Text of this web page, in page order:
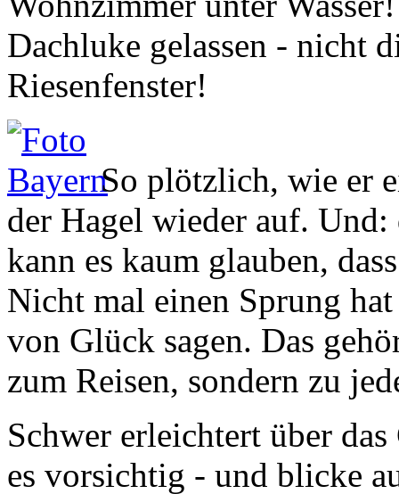
Riesenfenster!
der Hagel wieder auf.
kann es kaum glauben,
Nicht mal einen Sprung
von Glück sagen. Das
zum Reisen, sondern zu
Schwer erleichtert über
es vorsichtig - und blicke
Stunden später der See